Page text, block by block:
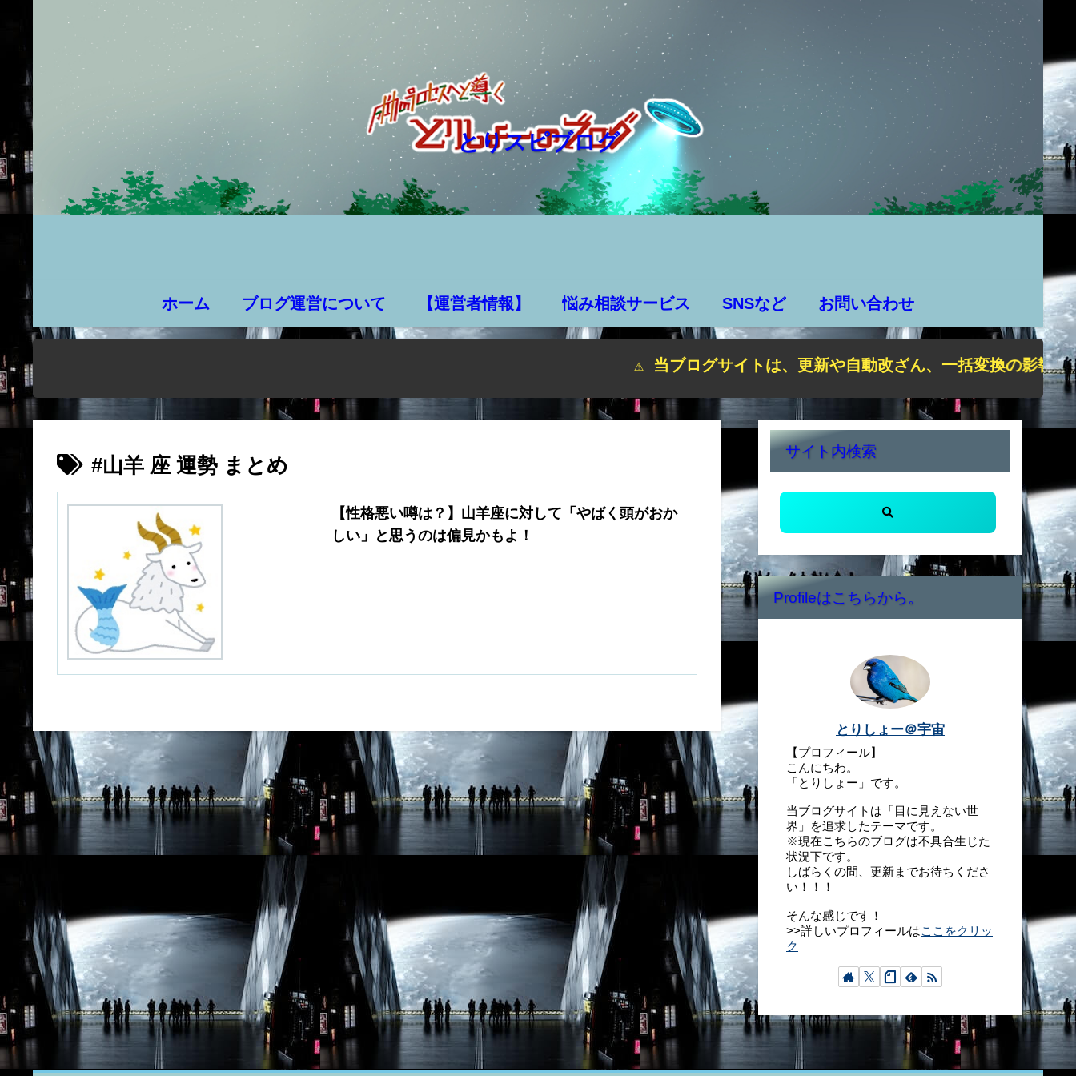
とりスピブログ
ホーム ブログ運営について 【運営者情報】 悩み相談サービス SNSなど お問い合わせ
⚠ 当ブログサイトは、更新や自動改ざん、一括変換の影響で正しく
#山羊 座 運勢 まとめ
【性格悪い噂は？】山羊座に対して「やばく頭がおか
しい」と思うのは偏見かもよ！
サイト内検索
Profileはこちらから。
とりしょー＠宇宙
【プロフィール】
こんにちわ。
「とりしょー」です。
当ブログサイトは「目に見えない世
界」を追求したテーマです。
※現在こちらのブログは不具合生じた
状況下です。
しばらくの間、更新までお待ちくださ
い！！！
そんな感じです！
>>詳しいプロフィールはここをクリッ
ク